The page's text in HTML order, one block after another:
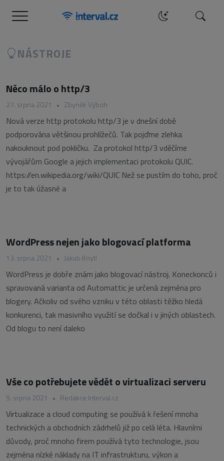
Menu Hledat
NÁSTROJE
Něco málo o http/3
27. srpna 2021 • Zbyněk Výboh
Nová verze http protokolu http/3 je v dnešní době
podporována většinou prohlížečů. Tak pojďme zlehka
nakouknout pod pokličku. Za protokol http/3 vděčíme
vývojářům Google a jejich implementaci protokolu QUIC.
https://en.wikipedia.org/wiki/QUIC Než se pustím do toho, proč
je to tak úžasné a
WordPress nejen jako blogovací platforma
13. srpna 2021 • Jakub Knytl
WordPress je dobře znám jako blogovací nástroj. Koneckonců i
spravovaná varianta od Automattic je určená zejména pro
blogery. Ačkoliv od svého vzniku v této oblasti těžko hledá
konkurenci, tak masivního využití se dočkal i v jiných oblastech.
Od blogu to není daleko
Vše co potřebujete vědět o virtualizaci serveru
9. srpna 2021 • Redakce Interval.cz
Virtualizace a cloud computing se používá k řešení mnoha
technických a obchodních zádrhelů již po celá léta. Hlavními
důvody, proč mnoho firem používá tyto technologie, jsou
zejména nízké náklady na IT infrastrukturu, výkon a